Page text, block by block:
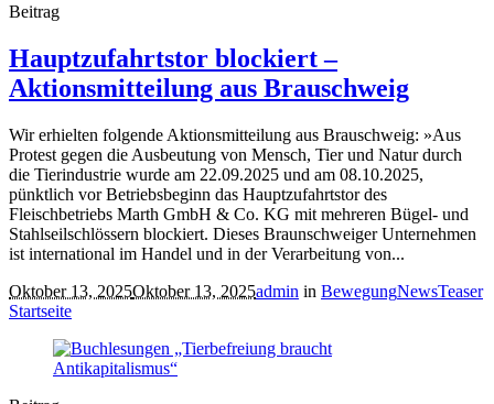
Beitrag
Hauptzufahrtstor blockiert –
Aktionsmitteilung aus Brauschweig
Wir erhielten folgende Aktionsmitteilung aus Brauschweig: »Aus
Protest gegen die Ausbeutung von Mensch, Tier und Natur durch
die Tierindustrie wurde am 22.09.2025 und am 08.10.2025,
pünktlich vor Betriebsbeginn das Hauptzufahrtstor des
Fleischbetriebs Marth GmbH & Co. KG mit mehreren Bügel- und
Stahlseilschlössern blockiert. Dieses Braunschweiger Unternehmen
ist international im Handel und in der Verarbeitung von...
Oktober 13, 2025Oktober 13, 2025admin in BewegungNewsTeaser
Startseite